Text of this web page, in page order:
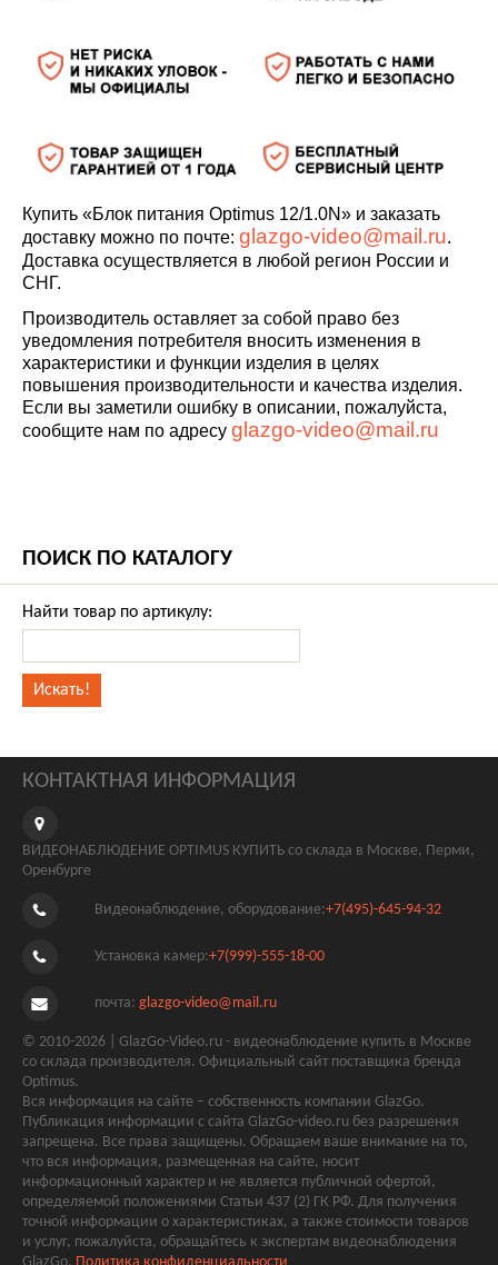
Купить «Блок питания Optimus 12/1.0N» и заказать
доставку можно по почте: glazgo-video@mail.ru.
Доставка осуществляется в любой регион России и
СНГ.
Производитель оставляет за собой право без
уведомления потребителя вносить изменения в
характеристики и функции изделия в целях
повышения производительности и качества изделия.
Если вы заметили ошибку в описании, пожалуйста,
сообщите нам по адресу glazgo-video@mail.ru
ПОИСК ПО КАТАЛОГУ
Найти товар по артикулу:
КОНТАКТНАЯ ИНФОРМАЦИЯ
ВИДЕОНАБЛЮДЕНИЕ OPTIMUS КУПИТЬ со склада в Москве, Перми,
Оренбурге
Видеонаблюдение, оборудование:+7(495)-645-94-32
Установка камер:+7(999)-555-18-00
почта: glazgo-video@mail.ru
© 2010-2026 | GlazGo-Video.ru - видеонаблюдение купить в Москве
со склада производителя. Официальный сайт поставщика бренда
Optimus.
Вся информация на сайте – собственность компании GlazGo.
Публикация информации с сайта GlazGo-video.ru без разрешения
запрещена. Все права защищены. Обращаем ваше внимание на то,
что вся информация, размещенная на сайте, носит
информационный характер и не является публичной офертой,
определяемой положениями Статьи 437 (2) ГК РФ. Для получения
точной информации о характеристиках, а также стоимости товаров
и услуг, пожалуйста, обращайтесь к экспертам видеонаблюдения